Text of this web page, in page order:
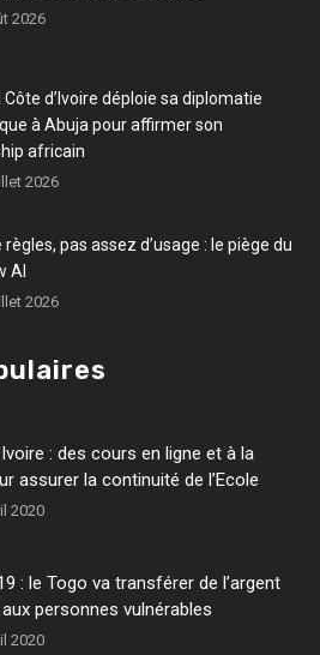
2026
Côte d’Ivoire déploie sa diplomatie
à Abuja pour affirmer son
africain
2026
règles, pas assez d’usage : le piège du
AI
2026
: des cours en ligne et à la
assurer la continuité de l’Ecole
2020
: le Togo va transférer de l’argent
personnes vulnérables
2020